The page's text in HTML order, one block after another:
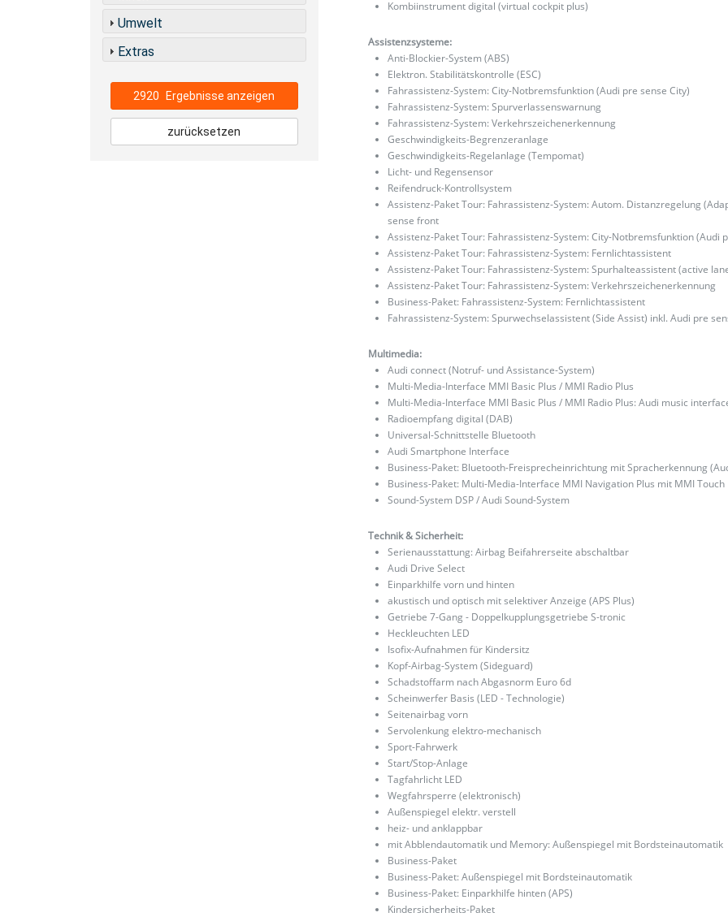
Kombiinstrument digital (virtual cockpit plus)
Assistenzsysteme:
Anti-Blockier-System (ABS)
Elektron. Stabilitätskontrolle (ESC)
Fahrassistenz-System: City-Notbremsfunktion (Audi pre sense City)
Fahrassistenz-System: Spurverlassenswarnung
Fahrassistenz-System: Verkehrszeichenerkennung
Geschwindigkeits-Begrenzeranlage
Geschwindigkeits-Regelanlage (Tempomat)
Licht- und Regensensor
Reifendruck-Kontrollsystem
Assistenz-Paket Tour: Fahrassistenz-System: Autom. Distanzregelung
sense front
Assistenz-Paket Tour: Fahrassistenz-System: City-Notbremsfunktion (Audi
Assistenz-Paket Tour: Fahrassistenz-System: Fernlichtassistent
Assistenz-Paket Tour: Fahrassistenz-System: Spurhalteassistent (active
Assistenz-Paket Tour: Fahrassistenz-System: Verkehrszeichenerkennung
Business-Paket: Fahrassistenz-System: Fernlichtassistent
Fahrassistenz-System: Spurwechselassistent (Side Assist) inkl. Audi pre
Multimedia:
Audi connect (Notruf- und Assistance-System)
Multi-Media-Interface MMI Basic Plus / MMI Radio Plus
Multi-Media-Interface MMI Basic Plus / MMI Radio Plus: Audi music
Radioempfang digital (DAB)
Universal-Schnittstelle Bluetooth
Audi Smartphone Interface
Business-Paket: Bluetooth-Freisprecheinrichtung mit Spracherkennung
Business-Paket: Multi-Media-Interface MMI Navigation Plus mit MMI Touch
Sound-System DSP / Audi Sound-System
Technik & Sicherheit:
Serienausstattung: Airbag Beifahrerseite abschaltbar
Audi Drive Select
Einparkhilfe vorn und hinten
akustisch und optisch mit selektiver Anzeige (APS Plus)
Getriebe 7-Gang - Doppelkupplungsgetriebe S-tronic
Heckleuchten LED
Isofix-Aufnahmen für Kindersitz
Kopf-Airbag-System (Sideguard)
Schadstoffarm nach Abgasnorm Euro 6d
Scheinwerfer Basis (LED - Technologie)
Seitenairbag vorn
Servolenkung elektro-mechanisch
Sport-Fahrwerk
Start/Stop-Anlage
Tagfahrlicht LED
Wegfahrsperre (elektronisch)
Außenspiegel elektr. verstell
heiz- und anklappbar
mit Abblendautomatik und Memory: Außenspiegel mit Bordsteinautomatik
Business-Paket
Business-Paket: Außenspiegel mit Bordsteinautomatik
Business-Paket: Einparkhilfe hinten (APS)
Kindersicherheits-Paket
Umwelt
Extras
2920 Ergebnisse anzeigen
zurücksetzen